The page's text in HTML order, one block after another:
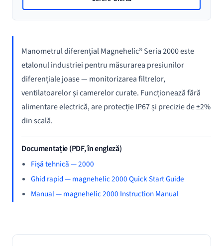
Manometrul diferențial Magnehelic® Seria 2000 este
etalonul industriei pentru măsurarea presiunilor
diferențiale joase — monitorizarea filtrelor,
ventilatoarelor și camerelor curate. Funcționează fără
alimentare electrică, are protecție IP67 și precizie de ±2%
din scală.
Documentație (PDF, în engleză)
Fișă tehnică — 2000
Ghid rapid — magnehelic 2000 Quick Start Guide
Manual — magnehelic 2000 Instruction Manual